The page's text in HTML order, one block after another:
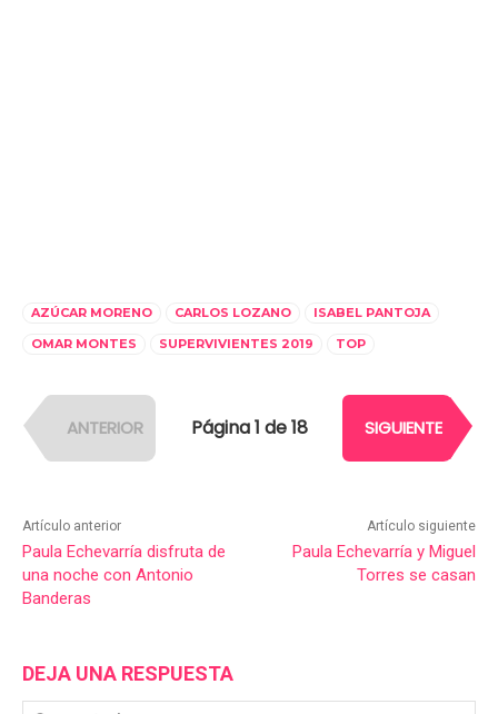
AZÚCAR MORENO CARLOS LOZANO
ISABEL PANTOJA
OMAR MONTES
SUPERVIVIENTES 2019 TOP
ANTERIOR Página 1 de 18 SIGUIENTE
Artículo anterior
Paula Echevarría disfruta de
una noche con Antonio
Banderas
Artículo siguiente
Paula Echevarría y Miguel
Torres se casan
DEJA UNA RESPUESTA